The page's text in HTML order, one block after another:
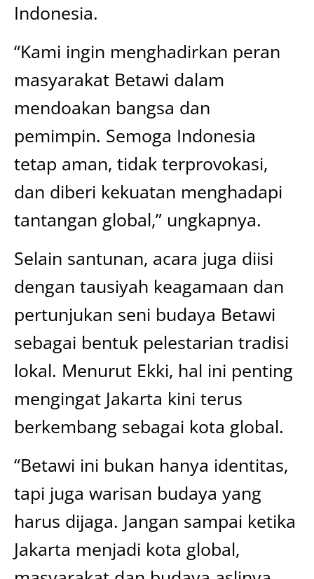
Indonesia.
“Kami ingin menghadirkan peran
masyarakat Betawi dalam
mendoakan bangsa dan
pemimpin. Semoga Indonesia
tetap aman, tidak terprovokasi,
dan diberi kekuatan menghadapi
tantangan global,” ungkapnya.
Selain santunan, acara juga diisi
dengan tausiyah keagamaan dan
pertunjukan seni budaya Betawi
sebagai bentuk pelestarian tradisi
lokal. Menurut Ekki, hal ini penting
mengingat Jakarta kini terus
berkembang sebagai kota global.
“Betawi ini bukan hanya identitas,
tapi juga warisan budaya yang
harus dijaga. Jangan sampai ketika
Jakarta menjadi kota global,